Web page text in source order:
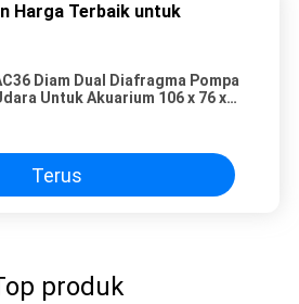
Harga Terbaik untuk
Diam Dual Diafragma Pompa
Untuk Akuarium 106 x 76 x
Terus
produk